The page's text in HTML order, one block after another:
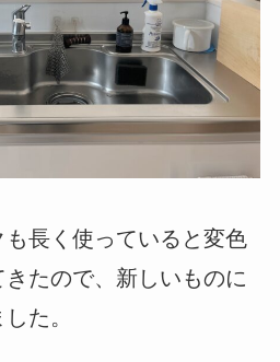
も長く使っていると変色
きたので、新しいものに
た。